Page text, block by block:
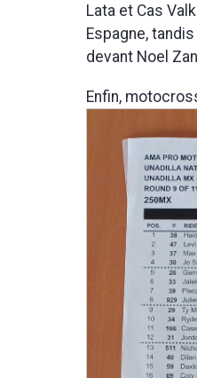
Lata et Cas
Espagne,
devant Noel
Enfin,